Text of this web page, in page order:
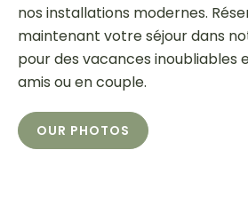
nos installations modernes.
maintenant votre séjour dans
pour des vacances inoubliables
amis ou en couple.
OUR PHOTOS